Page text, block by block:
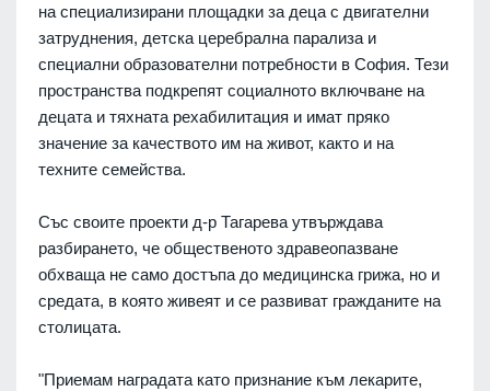
на специализирани площадки за деца с двигателни
затруднения, детска церебрална парализа и
специални образователни потребности в София. Тези
пространства подкрепят социалното включване на
децата и тяхната рехабилитация и имат пряко
значение за качеството им на живот, както и на
техните семейства.
Със своите проекти д-р Тагарева утвърждава
разбирането, че общественото здравеопазване
обхваща не само достъпа до медицинска грижа, но и
средата, в която живеят и се развиват гражданите на
столицата.
"Приемам наградата като признание към лекарите,